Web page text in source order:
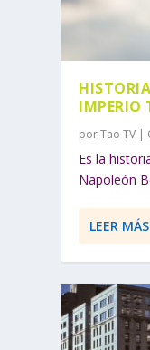
IMPERIO
porTao TV |
Es la
Napoleón
LEER MÁS